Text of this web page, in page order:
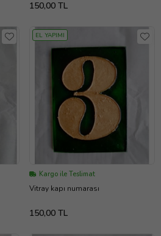
150,00 TL
EL YAPIMI
Kargo ile Teslimat
Vitray kapı numarası
150,00 TL